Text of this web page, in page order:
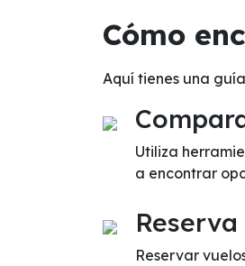
Cómo
Aquí tienes una
Utiliza
a encontrar
Reservar